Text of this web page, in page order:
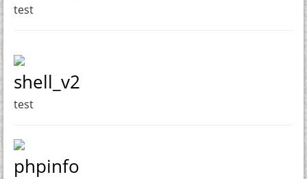
test
shell_v2
test
phpinfo